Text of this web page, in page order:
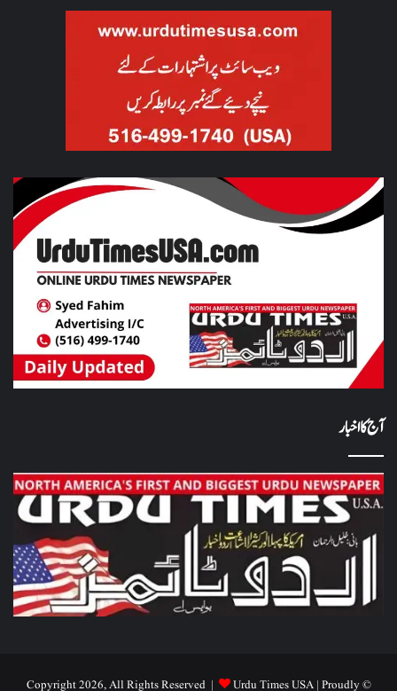
آج کا اخبار
© Copyright 2026, All Rights Reserved |
Urdu Times USA| Proudly